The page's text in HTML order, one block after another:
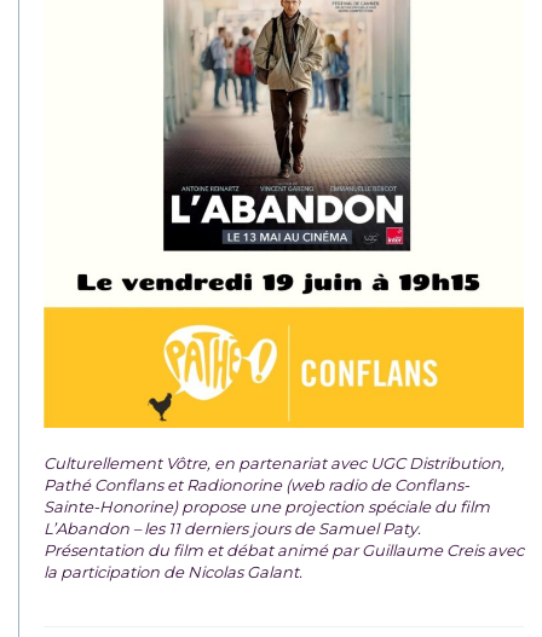
Culturellement Vôtre, en partenariat avec UGC Distribution,
Pathé Conflans et Radionorine (web radio de Conflans-
Sainte-Honorine) propose une projection spéciale du film
L’Abandon – les 11 derniers jours de Samuel Paty.
Présentation du film et débat animé par Guillaume Creis avec
la participation de Nicolas Galant.